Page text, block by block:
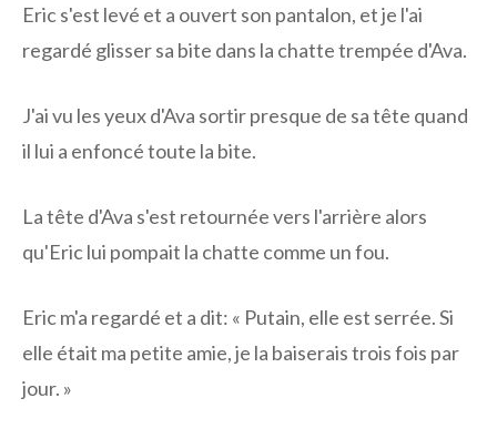
Eric s'est levé et a ouvert son pantalon, et je l'ai
regardé glisser sa bite dans la chatte trempée d'Ava.
J'ai vu les yeux d'Ava sortir presque de sa tête quand
il lui a enfoncé toute la bite.
La tête d'Ava s'est retournée vers l'arrière alors
qu'Eric lui pompait la chatte comme un fou.
Eric m'a regardé et a dit: « Putain, elle est serrée. Si
elle était ma petite amie, je la baiserais trois fois par
jour. »